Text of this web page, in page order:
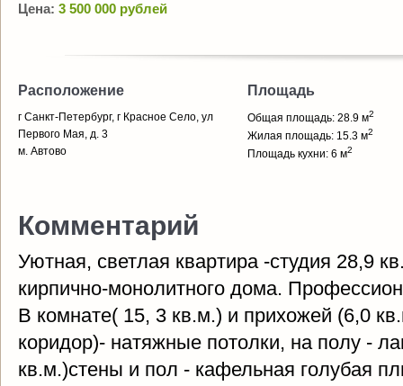
Цена: 3 500 000 рублей
Расположение
г Санкт-Петербург, г Красное Село, ул
Первого Мая, д. 3
м. Автово
Площадь
Общая площадь: 28.9 м2
Жилая площадь: 15.3 м2
Площадь кухни: 6 м2
Комментарий
Уютная, светлая квартира -студия 28,9
кирпично-монолитного дома.
В комнате( 15, 3 кв.м.) и прихожей (6,0
коридор)- натяжные потолки, на полу -
кв.м.)стены и пол - кафельная голубая